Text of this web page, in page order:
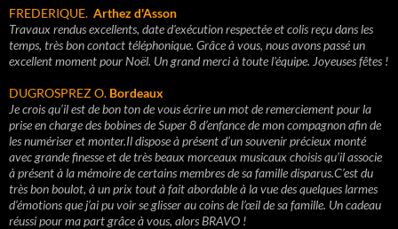
FREDERIQUE. Arthez d'Asson
Travaux rendus excellents, date d'exécution respectée et colis reçu dans les
temps, très bon contact téléphonique. Grâce à vous, nous avons passé un
excellent moment pour Noël. Un grand merci à toute l'équipe. Joyeuses fêtes !
DUGROSPREZ O. Bordeaux
Je crois qu’il est de bon ton de vous écrire un mot de remerciement pour la
prise en charge des bobines de Super 8 d’enfance de mon compagnon afin de
les numériser et monter.Il dispose à présent d’un souvenir précieux monté
avec grande finesse et de très beaux morceaux musicaux choisis qu’il associe
à présent à la mémoire de certains membres de sa famille disparus.C’est du
très bon boulot, à un prix tout à fait abordable à la vue des quelques larmes
d’émotions que j’ai pu voir se glisser au coins de l’œil de sa famille. Un cadeau
réussi pour ma part grâce à vous, alors BRAVO !